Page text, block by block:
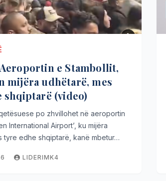
e Stambollit,
mijëra udhëtarë, mes
shqiptarë (video)
po zhvillohet në aeroportin
International Airport’, ku mijëra
tyre edhe shqiptarë, kanë mbetur…
LIDERIMK4